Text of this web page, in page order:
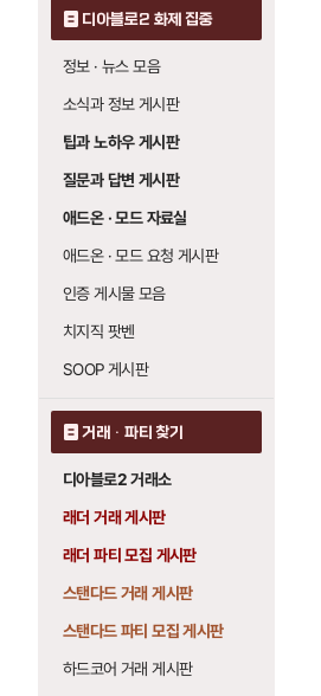
디아블로2 화제 집중
정보 · 뉴스 모음
소식과 정보 게시판
팁과 노하우 게시판
질문과 답변 게시판
애드온 · 모드 자료실
애드온 · 모드 요청 게시판
인증 게시물 모음
치지직 팟벤
SOOP 게시판
거래 · 파티 찾기
디아블로2 거래소
래더 거래 게시판
래더 파티 모집 게시판
스탠다드 거래 게시판
스탠다드 파티 모집 게시판
하드코어 거래 게시판